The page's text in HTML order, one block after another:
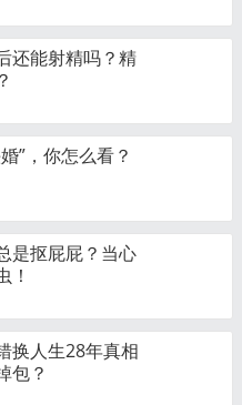
还能射精吗？精
”，你怎么看？
是抠屁屁？当心
！
换人生28年真相
包？